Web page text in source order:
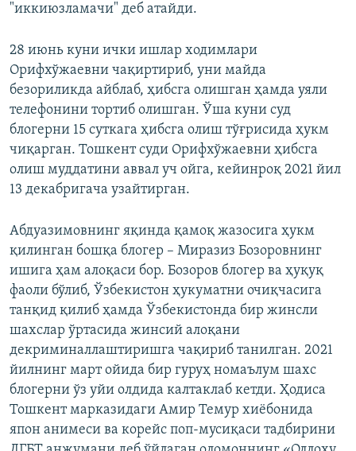
"иккиюзламачи" деб атайди.
28 июнь куни ички ишлар ходимлари
Орифхўжаевни чақиртириб, уни майда
безориликда айблаб, ҳибсга олишган ҳамда уяли
телефонини тортиб олишган. Ўша куни суд
блогерни 15 суткага ҳибсга олиш тўғрисида ҳукм
чиқарган. Тошкент суди Орифхўжаевни ҳибсга
олиш муддатини аввал уч ойга, кейинроқ 2021 йил
13 декабригача узайтирган.
Абдуазимовнинг яқинда қамоқ жазосига ҳукм
қилинган бошқа блогер – Миразиз Бозоровнинг
ишига ҳам алоқаси бор. Бозоров блогер ва ҳуқуқ
фаоли бўлиб, Ўзбекистон ҳукуматни очиқчасига
танқид қилиб ҳамда Ўзбекистонда бир жинсли
шахслар ўртасида жинсий алоқани
декриминаллаштиришга чақириб танилган. 2021
йилнинг март ойида бир гуруҳ номаълум шахс
блогерни ўз уйи олдида калтаклаб кетди. Ҳодиса
Тошкент марказидаги Амир Темур хиёбонида
япон анимеси ва корейс поп-мусиқаси тадбирини